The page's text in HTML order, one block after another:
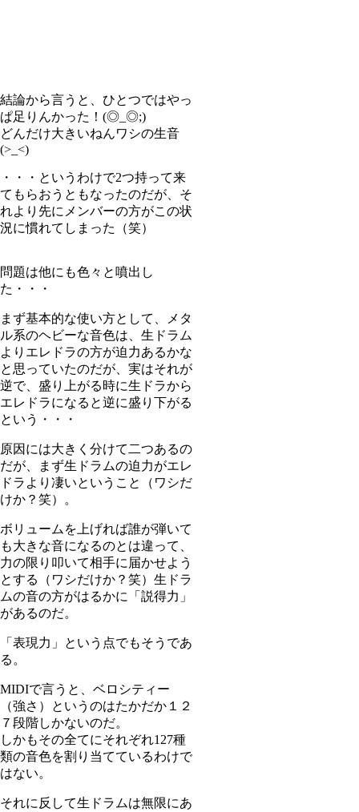
結論から言うと、ひとつではやっ
ぱ足りんかった！(◎_◎;)
どんだけ大きいねんワシの生音
(>_<)
・・・というわけで2つ持って来
てもらおうともなったのだが、そ
れより先にメンバーの方がこの状
況に慣れてしまった（笑）
問題は他にも色々と噴出し
た・・・
まず基本的な使い方として、メタ
ル系のヘビーな音色は、生ドラム
よりエレドラの方が迫力あるかな
と思っていたのだが、実はそれが
逆で、盛り上がる時に生ドラから
エレドラになると逆に盛り下がる
という・・・
原因には大きく分けて二つあるの
だが、まず生ドラムの迫力がエレ
ドラより凄いということ（ワシだ
けか？笑）。
ボリュームを上げれば誰が弾いて
も大きな音になるのとは違って、
力の限り叩いて相手に届かせよう
とする（ワシだけか？笑）生ドラ
ムの音の方がはるかに「説得力」
があるのだ。
「表現力」という点でもそうであ
る。
MIDIで言うと、ベロシティー
（強さ）というのはたかだか１２
７段階しかないのだ。
しかもその全てにそれぞれ127種
類の音色を割り当てているわけで
はない。
それに反して生ドラムは無限にあ